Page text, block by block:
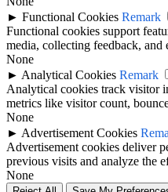
► Functional Cookies Remark
Functional cookies support
media, collecting feedback,
None
► Analytical Cookies Remark
Analytical cookies track visitor
metrics like visitor count,
None
► Advertisement Cookies
Advertisement cookies deliver
previous visits and analyze the
None